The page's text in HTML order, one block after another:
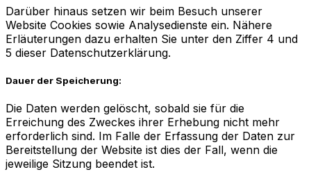
Darüber hinaus setzen wir beim Besuch unserer
Website Cookies sowie Analysedienste ein. Nähere
Erläuterungen dazu erhalten Sie unter den Ziffer 4 und
5 dieser Datenschutzerklärung.
Dauer der Speicherung:
Die Daten werden gelöscht, sobald sie für die
Erreichung des Zweckes ihrer Erhebung nicht mehr
erforderlich sind. Im Falle der Erfassung der Daten zur
Bereitstellung der Website ist dies der Fall, wenn die
jeweilige Sitzung beendet ist.